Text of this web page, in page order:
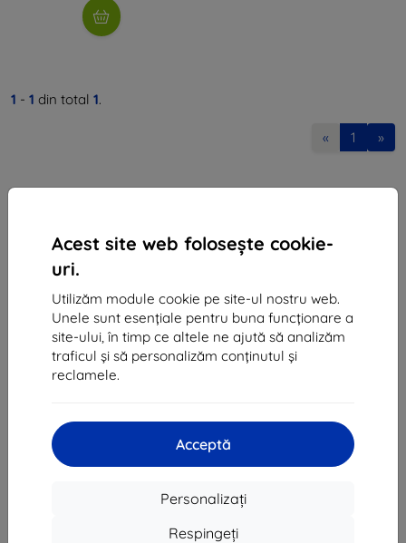
Acest site web folosește cookie-
uri.
Utilizăm module cookie pe site-ul nostru web.
Unele sunt esențiale pentru buna funcționare a
site-ului, în timp ce altele ne ajută să analizăm
traficul și să personalizăm conținutul și
reclamele.
Acceptă
Personalizați
Respingeți
1 - 1 din total 1.
« 1 »
Ulica Rudolfa Mocka 3750/2A
841 04 Bratislava
46701494
CUI TVA:SK2023549671
Contact